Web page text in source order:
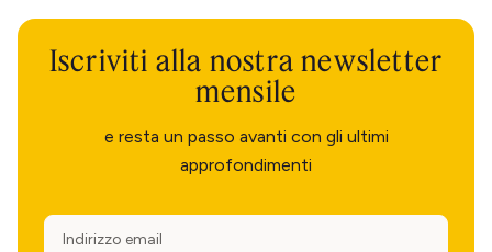
Iscriviti alla nostra newsletter
mensile
e resta un passo avanti con gli ultimi
approfondimenti